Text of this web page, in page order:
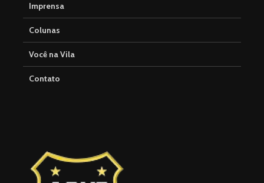
Imprensa
Colunas
Você na Vila
Contato